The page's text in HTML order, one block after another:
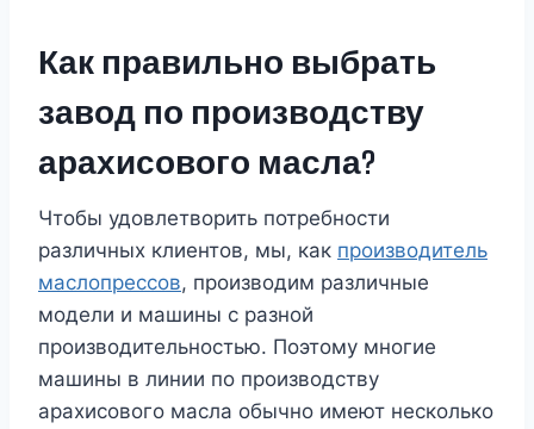
Как правильно выбрать
завод по производству
арахисового масла?
Чтобы удовлетворить потребности
различных клиентов, мы, как производитель
маслопрессов, производим различные
модели и машины с разной
производительностью. Поэтому многие
машины в линии по производству
арахисового масла обычно имеют несколько